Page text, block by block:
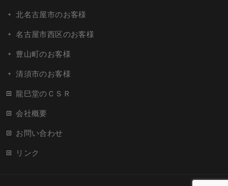
北名古屋市のお客様
名古屋市西区のお客様
豊山町のお客様
清須市のお客様
龍巳堂のＣＳＲ
会社概要
お問い合わせ
リンク